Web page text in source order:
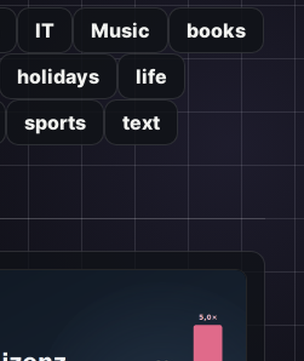
IT Music
books
holidays
life
sports
text